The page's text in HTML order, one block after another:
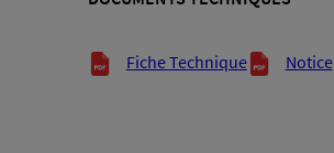
Documents techniques
Fiche Technique Notice